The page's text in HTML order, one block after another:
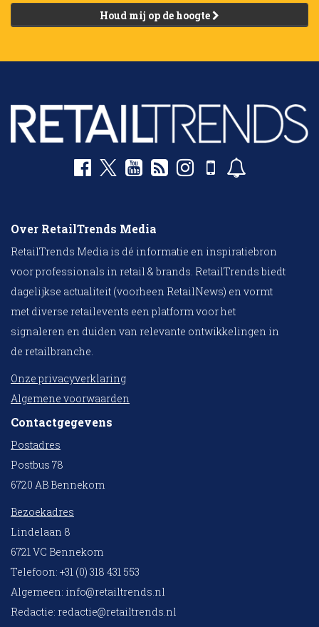
Houd mij op de hoogte
Over RetailTrends Media
RetailTrends Media is dé informatie en inspiratiebron
voor professionals in retail & brands. RetailTrends biedt
dagelijkse actualiteit (voorheen RetailNews) en vormt
met diverse retailevents een platform voor het
signaleren en duiden van relevante ontwikkelingen in
de retailbranche.
Onze privacyverklaring
Algemene voorwaarden
Contactgegevens
Postadres
Postbus 78
6720 AB Bennekom
Bezoekadres
Lindelaan 8
6721 VC Bennekom
Telefoon: +31 (0) 318 431 553
Algemeen: info@retailtrends.nl
Redactie: redactie@retailtrends.nl